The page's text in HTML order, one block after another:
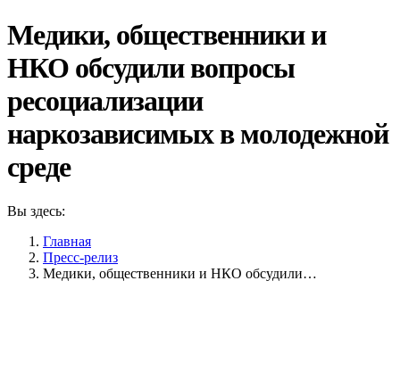
Медики, общественники и
НКО обсудили вопросы
ресоциализации
наркозависимых в молодежной
среде
Вы здесь:
Главная
Пресс-релиз
Медики, общественники и НКО обсудили…